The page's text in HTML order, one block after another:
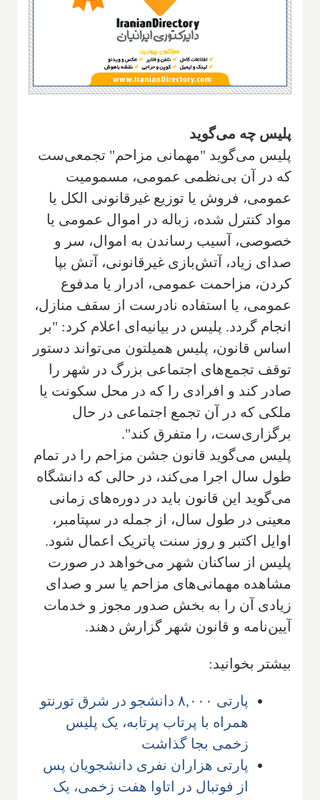
پلیس چه می‌گوید
پلیس می‌گوید "مهمانی مزاحم" تجمعی‌ست
که در آن بی‌نظمی عمومی، مسمومیت
عمومی، فروش یا توزیع غیرقانونی الکل یا
مواد کنترل شده، زباله در اموال عمومی یا
خصوصی، آسیب رساندن به اموال، سر و
صدای زیاد، آتش‌بازی غیرقانونی، آتش بپا
کردن، مزاحمت عمومی، ادرار یا مدفوع
عمومی، یا استفاده نادرست از سقف منازل،
انجام گردد. پلیس در بیانیه‌ای اعلام کرد: "بر
اساس قانون، پلیس همیلتون می‌تواند دستور
توقف تجمع‌های اجتماعی بزرگ در شهر را
صادر کند و افرادی را که در محل سکونت یا
ملکی که در آن تجمع اجتماعی در حال
برگزاری‌ست، را متفرق کند".
پلیس می‌گوید قانون جشن مزاحم را در تمام
طول سال اجرا می‌کند، در حالی که دانشگاه
می‌گوید این قانون باید در دوره‌های زمانی
معینی در طول سال، از جمله در سپتامبر،
اوایل اکتبر و روز سنت پاتریک اعمال شود.
پلیس از ساکنان شهر می‌خواهد در صورت
مشاهده مهمانی‌های مزاحم یا سر و صدای
زیادی آن را به بخش صدور مجوز و خدمات
آیین‌نامه و قانون شهر گزارش دهند.
بیشتر بخوانید:
پارتی ۸,۰۰۰ دانشجو در شرق تورنتو
همراه با پرتاب پرتابه، یک پلیس
زخمی بجا گذاشت
پارتی هزاران نفری دانشجویان پس
از فوتبال در اتاوا هفت زخمی، یک